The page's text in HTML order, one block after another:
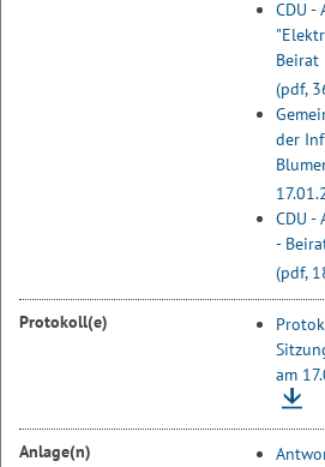
CDU -
Beirat
(pdf,
der
CDU -
-
(pdf,
Protokoll(e)
am
Anlage(n)